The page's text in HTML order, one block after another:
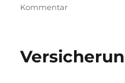
Kommentarzu